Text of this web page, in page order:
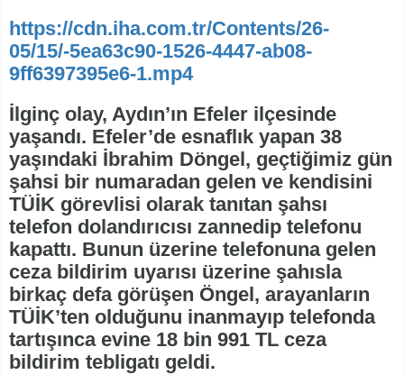
https://cdn.iha.com.tr/Contents/26-
05/15/-5ea63c90-1526-4447-ab08-
9ff6397395e6-1.mp4
İlginç olay, Aydın’ın Efeler ilçesinde
yaşandı. Efeler’de esnaflık yapan 38
yaşındaki İbrahim Döngel, geçtiğimiz gün
şahsi bir numaradan gelen ve kendisini
TÜİK görevlisi olarak tanıtan şahsı
telefon dolandırıcısı zannedip telefonu
kapattı. Bunun üzerine telefonuna gelen
ceza bildirim uyarısı üzerine şahısla
birkaç defa görüşen Öngel, arayanların
TÜİK’ten olduğunu inanmayıp telefonda
tartışınca evine 18 bin 991 TL ceza
bildirim tebligatı geldi.